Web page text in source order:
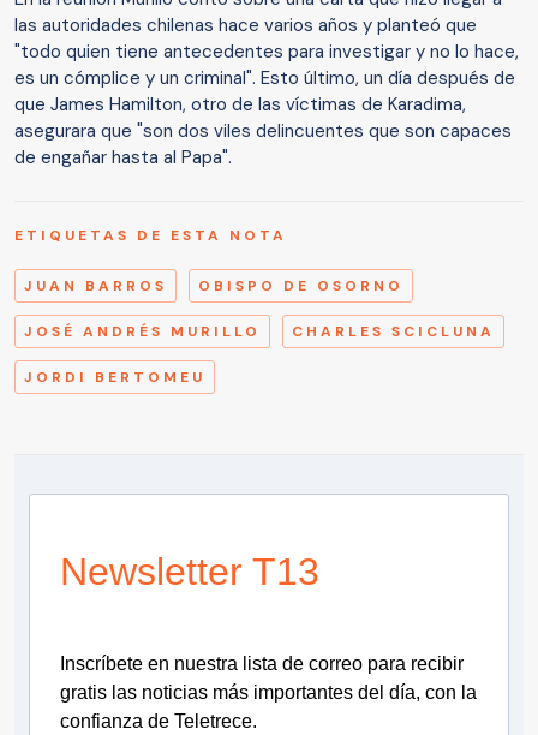
las autoridades chilenas hace varios años y planteó que
"todo quien tiene antecedentes para investigar y no lo hace,
es un cómplice y un criminal". Esto último, un día después de
que James Hamilton, otro de las víctimas de Karadima,
asegurara que "son dos viles delincuentes que son capaces
de engañar hasta al Papa".
ETIQUETAS DE ESTA NOTA
JUAN BARROS OBISPO DE OSORNO
JOSÉ ANDRÉS MURILLO CHARLES SCICLUNA
JORDI BERTOMEU
Newsletter T13
Inscríbete en nuestra lista de correo para recibir
gratis las noticias más importantes del día, con la
confianza de Teletrece.